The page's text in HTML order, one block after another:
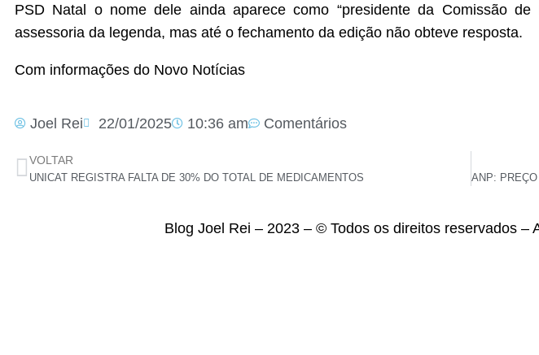
PSD Natal o nome dele ainda aparece como “presidente da Comissão
assessoria da legenda, mas até o fechamento da edição não obteve resposta.
Com informações do Novo Notícias
Joel Rei 22/01/2025 10:36 am Comentários
VOLTAR
UNICAT REGISTRA FALTA DE 30% DO TOTAL DE MEDICAMENTOS
Blog Joel Rei – 2023 – © Todos os direitos reservados –